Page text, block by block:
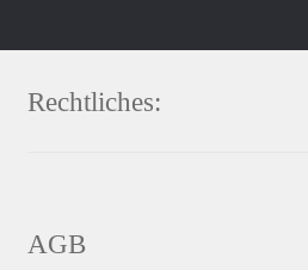
Rechtliches:
AGB